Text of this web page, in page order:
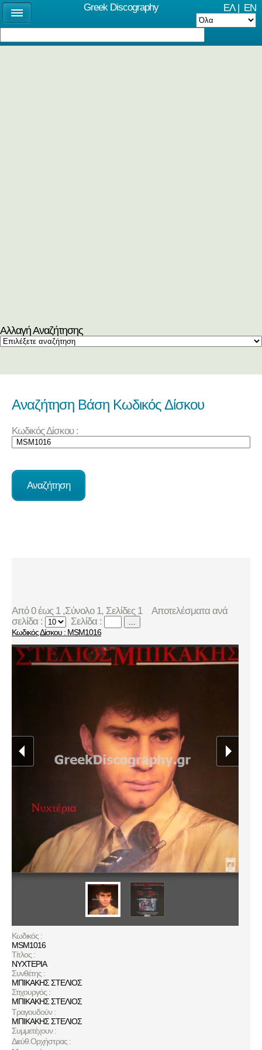
ΕΛ| EN
Αλλαγή Αναζήτησης
Αναζήτηση Βάση Κωδικός Δίσκου
Κωδικός Δίσκου :
Από 0 έως 1 ,Σύνολο 1, Σελίδες 1
Αποτελέσματα ανά
σελίδα :
Σελίδα : ...
Κωδικός Δίσκου : MSM1016
Κωδικός :
MSM1016
Τίτλος :
ΝΥΧΤΕΡΙΑ
Συνθέτης :
ΜΠΙΚΑΚΗΣ ΣΤΕΛΙΟΣ
Στιχουργός :
ΜΠΙΚΑΚΗΣ ΣΤΕΛΙΟΣ
Τραγουδούν :
ΜΠΙΚΑΚΗΣ ΣΤΕΛΙΟΣ
Συμμετέχουν :
Διεύθ.Ορχήστρας :
Greek Discography